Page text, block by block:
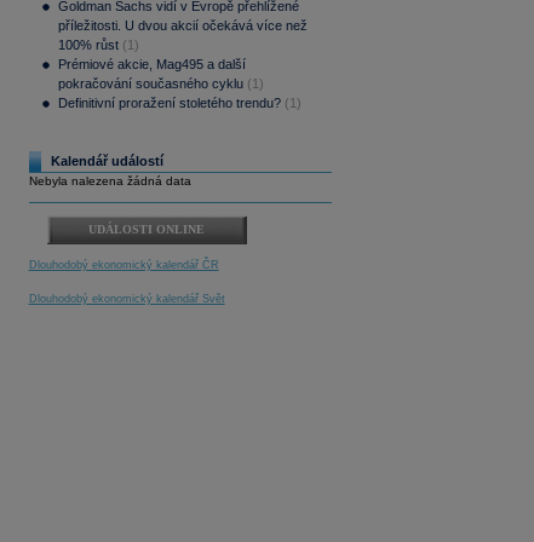
Goldman Sachs vidí v Evropě přehlížené
příležitosti. U dvou akcií očekává více než
100% růst (1)
Prémiové akcie, Mag495 a další
pokračování současného cyklu (1)
Definitivní proražení stoletého trendu? (1)
Kalendář událostí
Nebyla nalezena žádná data
UDÁLOSTI ONLINE
Dlouhodobý ekonomický kalendář ČR
Dlouhodobý ekonomický kalendář Svět